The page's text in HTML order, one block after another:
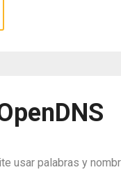
usar palabras y